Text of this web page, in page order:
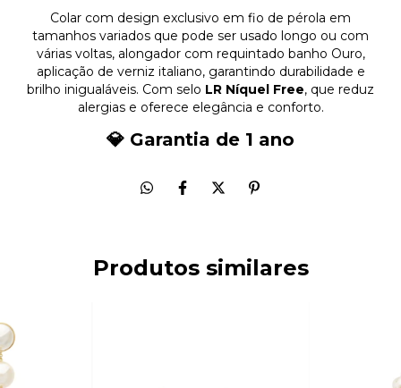
Colar com design exclusivo em fio de pérola em
tamanhos variados que pode ser usado longo ou com
várias voltas, alongador com requintado banho Ouro,
aplicação de verniz italiano, garantindo durabilidade e
brilho inigualáveis. Com selo LR Níquel Free, que reduz
alergias e oferece elegância e conforto.
💎 Garantia de 1 ano
Produtos similares